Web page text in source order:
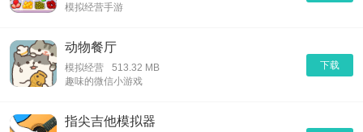
模拟经营手游
下载
动物餐厅
模拟经营
513.32 MB
趣味的微信小游戏
指尖吉他模拟器